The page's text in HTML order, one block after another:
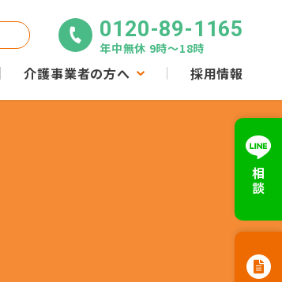
介護事業者の方へ 採用情報
0120-89-1165
年中無休 9時〜18時
相談